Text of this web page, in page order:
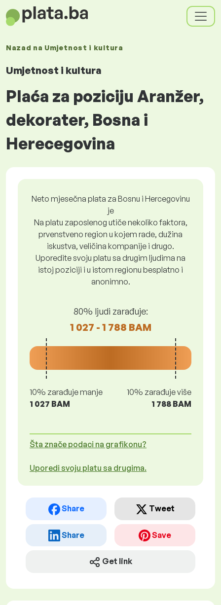
Nazad na Umjetnost i kultura
Umjetnost i kultura
Plaća za poziciju Aranžer,
dekorater, Bosna i
Herecegovina
Neto mjesečna plata za Bosnu i Hercegovinu
je
Na platu zaposlenog utiče nekoliko faktora,
prvenstveno region u kojem rade, dužina
iskustva, veličina kompanije i drugo.
Uporedite svoju platu sa drugim ljudima na
istoj poziciji i u istom regionu besplatno i
anonimno.
80% ljudi zarađuje:
1 027 - 1 788 BAM
10% zarađuje manje
1 027 BAM
10% zarađuje više
1 788 BAM
Šta znače podaci na grafikonu?
Uporedi svoju platu sa drugima.
Share Tweet
Share Save
Get link